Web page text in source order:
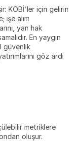
KOBİ’ler için gelirin
işe alım
yan hak
En yaygın
güvenlik
göz ardı
metriklere
oluşur.